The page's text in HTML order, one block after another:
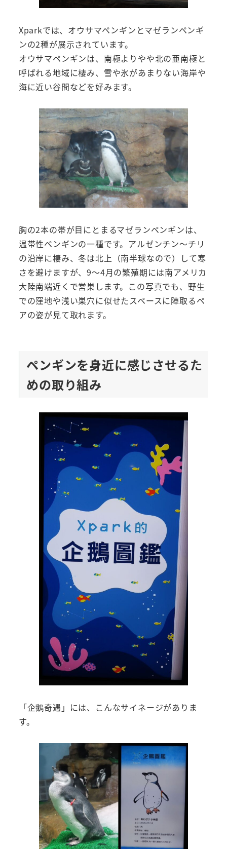
Xparkでは、オウサマペンギンとマゼランペンギ
ンの2種が展示されています。
オウサマペンギンは、南極よりやや北の亜南極と
呼ばれる地域に棲み、雪や氷があまりない海岸や
海に近い谷間などを好みます。
胸の2本の帯が目にとまるマゼランペンギンは、
温帯性ペンギンの一種です。アルゼンチン～チリ
の沿岸に棲み、冬は北上（南半球なので）して寒
さを避けますが、9～4月の繁殖期には南アメリカ
大陸南端近くで営巣します。この写真でも、野生
での窪地や浅い巣穴に似せたスペースに陣取るペ
アの姿が見て取れます。
ペンギンを身近に感じさせるた
めの取り組み
「企鵝奇遇」には、こんなサイネージがありま
す。